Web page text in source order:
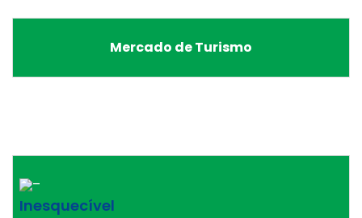
Mercado de Turismo
–
Inesquecível